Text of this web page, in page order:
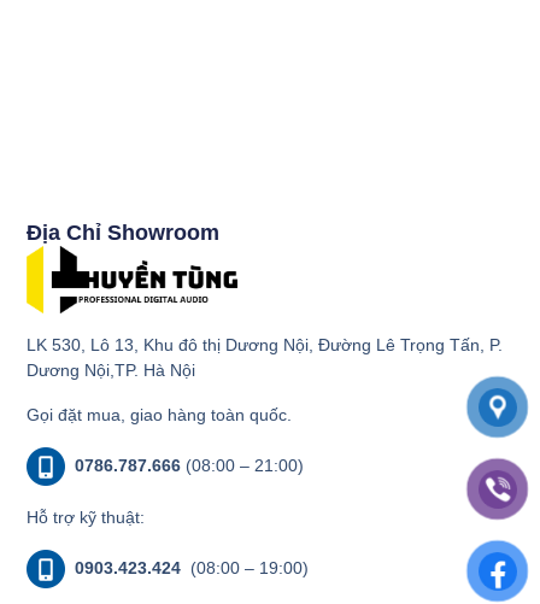
Địa Chỉ Showroom
LK 530, Lô 13, Khu đô thị Dương Nội, Đường Lê Trọng Tấn, P.
Dương Nội,TP. Hà Nội
Gọi đặt mua, giao hàng toàn quốc.
0786.787.666 (08:00 – 21:00)
Hỗ trợ kỹ thuật:
0903.423.424 (08:00 – 19:00)